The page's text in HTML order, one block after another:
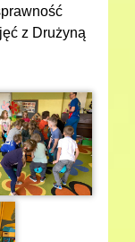
z Drużyną